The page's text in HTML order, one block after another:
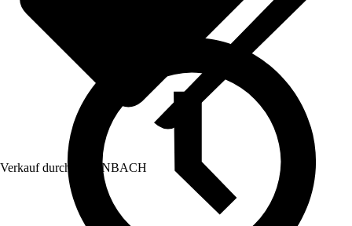
Verkauf durch: HORNBACH